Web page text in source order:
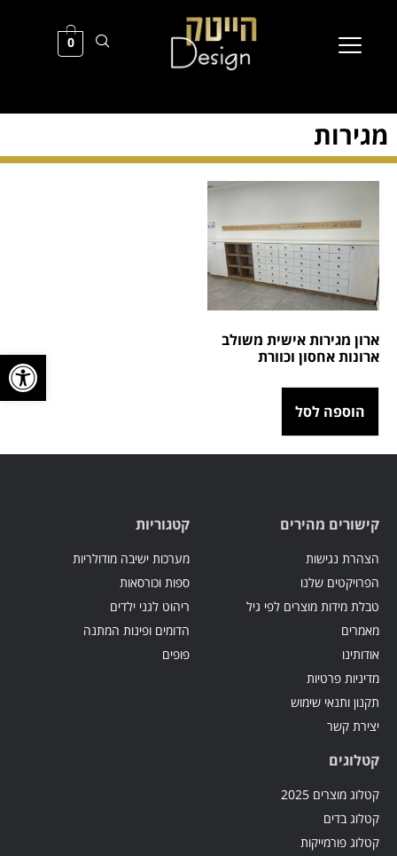
פתח
0
מגירות
ארון מגירות אישית משולב
ארונות אחסון וכוורת
הוספה לסל
קישורים מהירים
הצהרת נגישות
הפרויקטים שלנו
טבלת מידות מוצרים לפי גיל
מאמרים
אודותינו
מדיניות פרטיות
תקנון ותנאי שימוש
יצירת קשר
קטגוריות
מערכות ישיבה מודולריות
ספות וכורסאות
ריהוט לגני ילדים
הדומים ופינות המתנה
פופים
קטלוגים
קטלוג מוצרים 2025
קטלוג בדים
קטלוג פורמייקות